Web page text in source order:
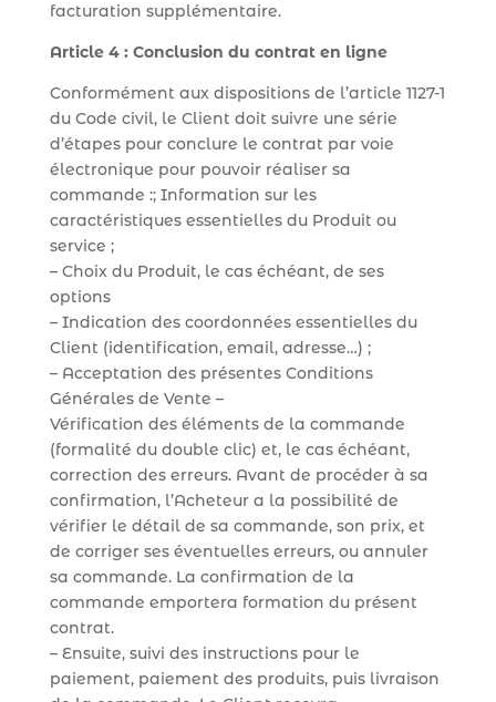
facturation supplémentaire.
Article 4 : Conclusion du contrat en ligne
Conformément aux dispositions de l’article 1127-1
du Code civil, le Client doit suivre une série
d’étapes pour conclure le contrat par voie
électronique pour pouvoir réaliser sa
commande :; Information sur les
caractéristiques essentielles du Produit ou
service ;
– Choix du Produit, le cas échéant, de ses
options
– Indication des coordonnées essentielles du
Client (identification, email, adresse…) ;
– Acceptation des présentes Conditions
Générales de Vente –
Vérification des éléments de la commande
(formalité du double clic) et, le cas échéant,
correction des erreurs. Avant de procéder à sa
confirmation, l’Acheteur a la possibilité de
vérifier le détail de sa commande, son prix, et
de corriger ses éventuelles erreurs, ou annuler
sa commande. La confirmation de la
commande emportera formation du présent
contrat.
– Ensuite, suivi des instructions pour le
paiement, paiement des produits, puis livraison